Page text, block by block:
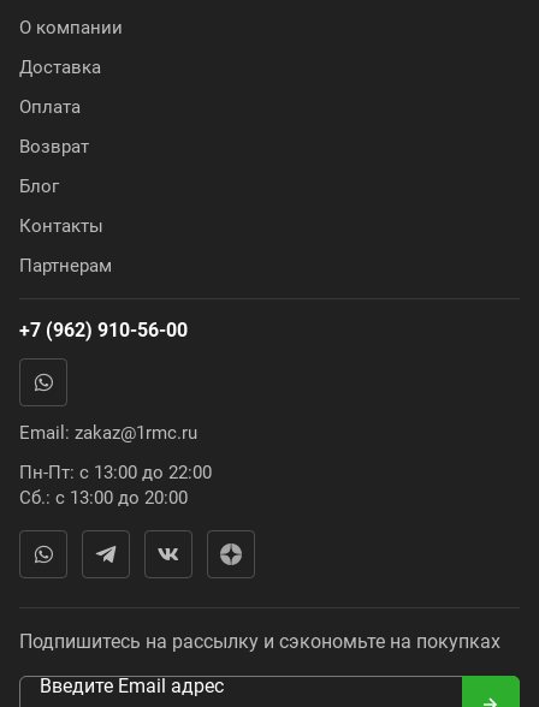
О компании
Доставка
Оплата
Возврат
Блог
Контакты
Партнерам
+7 (962) 910-56-00
Email: zakaz@1rmc.ru
Пн-Пт: с 13:00 до 22:00
Сб.: с 13:00 до 20:00
Подпишитесь на рассылку и сэкономьте на покупках
Введите Email адрес